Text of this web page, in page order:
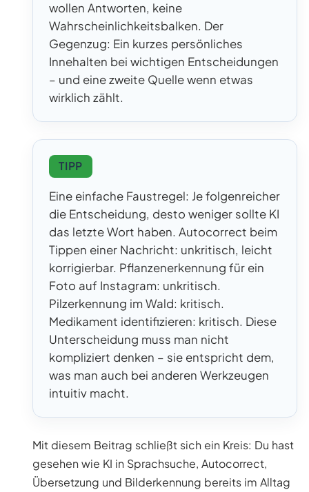
wollen Antworten, keine
Wahrscheinlichkeitsbalken. Der
Gegenzug: Ein kurzes persönliches
Innehalten bei wichtigen Entscheidungen
– und eine zweite Quelle wenn etwas
wirklich zählt.
TIPP
Eine einfache Faustregel: Je folgenreicher
die Entscheidung, desto weniger sollte KI
das letzte Wort haben. Autocorrect beim
Tippen einer Nachricht: unkritisch, leicht
korrigierbar. Pflanzenerkennung für ein
Foto auf Instagram: unkritisch.
Pilzerkennung im Wald: kritisch.
Medikament identifizieren: kritisch. Diese
Unterscheidung muss man nicht
kompliziert denken – sie entspricht dem,
was man auch bei anderen Werkzeugen
intuitiv macht.
Mit diesem Beitrag schließt sich ein Kreis: Du hast
gesehen wie KI in Sprachsuche, Autocorrect,
Übersetzung und Bilderkennung bereits im Alltag